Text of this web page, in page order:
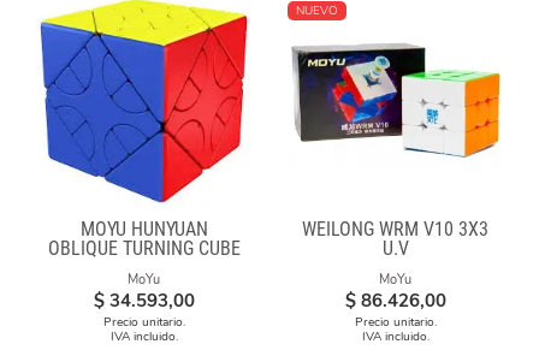
MOYU HUNYUAN
OBLIQUE TURNING CUBE
2 MIUP SKEWB
MoYu
$ 34.593,00
Precio unitario.
IVA incluido.
NUEVO
WEILONG WRM V10 3X3
U.V
MoYu
$ 86.426,00
Precio unitario.
IVA incluido.